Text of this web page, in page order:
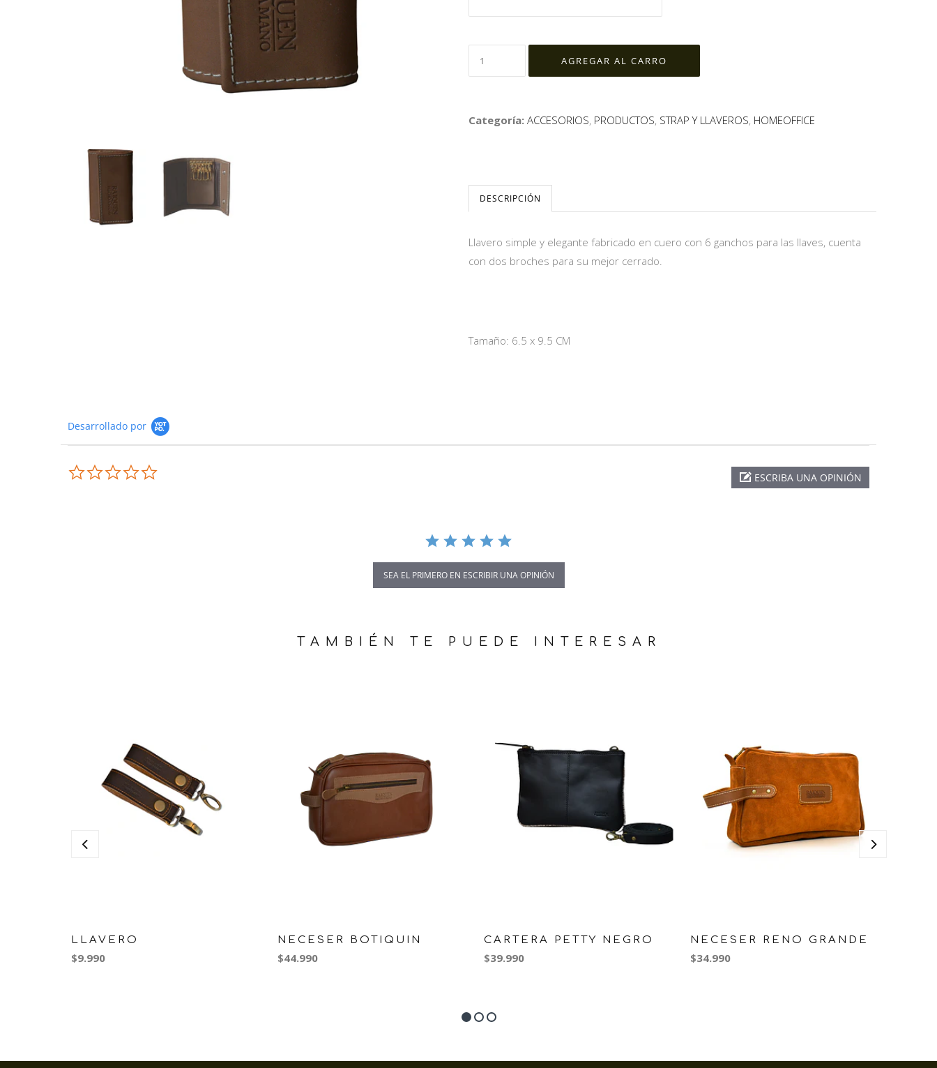
Categoría: ACCESORIOS, PRODUCTOS, STRAP Y LLAVEROS, HOMEOFFICE
DESCRIPCIÓN
Llavero simple y elegante fabricado en cuero con 6 ganchos para las llaves, cuenta
con dos broches para su mejor cerrado.
Tamaño: 6.5 x 9.5 CM
Desarrollado por
ESCRIBA UNA OPINIÓN
SEA EL PRIMERO EN ESCRIBIR UNA OPINIÓN
TAMBIÉN TE PUEDE INTERESAR
LLAVERO
$9.990
NECESER BOTIQUIN
$44.990
CARTERA PETTY NEGRO
$39.990
NECESER RENO GRANDE
$34.990